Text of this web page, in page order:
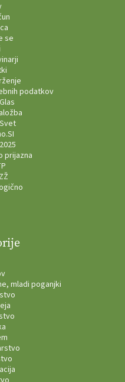
se
podatkov
prijazna
mladi poganjki